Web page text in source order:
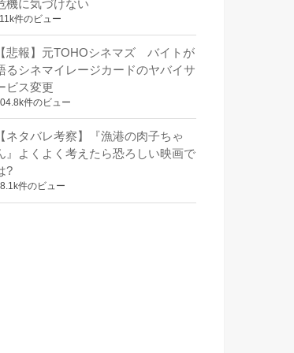
機に気づけない
件のビュー
【悲報】元TOHOシネマズ バイトが
るシネマイレージカードのヤバイサ
ビス変更
件のビュー
【ネタバレ考察】『漁港の肉子ちゃ
』よくよく考えたら恐ろしい映画で
?
件のビュー